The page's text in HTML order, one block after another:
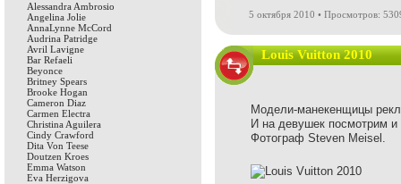
Alessandra Ambrosio
Angelina Jolie
AnnaLynne McCord
Audrina Patridge
Avril Lavigne
Bar Refaeli
Beyonce
Britney Spears
Brooke Hogan
Cameron Diaz
Carmen Electra
Christina Aguilera
Cindy Crawford
Dita Von Teese
Doutzen Kroes
Emma Watson
Eva Herzigova
5 октября 2010 • Просмотров:
Louis Vuitton 2010
Модели-манекенщицы
И на девушек посмотрим и
Фотограф Steven Meisel.